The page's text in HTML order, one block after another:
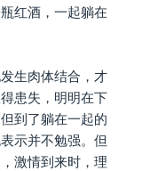
红酒，一起躺在
生肉体结合，才
患失，明明在下
到了躺在一起的
示并不勉强。但
激情到来时，理